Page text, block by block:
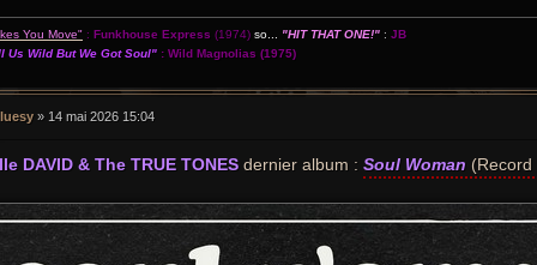
You Move" : Funkhouse Express (1974) so... "HIT THAT ONE!" : JB
Us Wild But We Got Soul" : Wild Magnolias (1975)
» 14 mai 2026 15:04
DAVID & The TRUE TONES dernier album : Soul Woman (Record